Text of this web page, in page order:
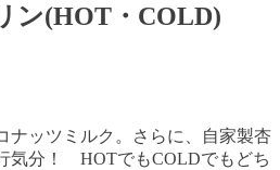
ン(HOT・COLD)
ナッツミルク。さらに、自家製杏
気分！ HOTでもCOLDでもどち